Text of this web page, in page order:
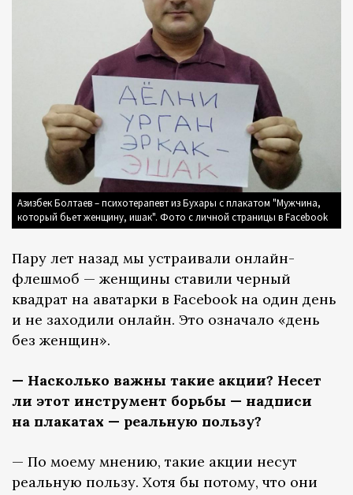
Азизбек Болтаев – психотерапевт из Бухары c плакатом "Мужчина,
который бьет женщину, ишак". Фото с личной страницы в Facebook
Пару лет назад мы устраивали онлайн-
флешмоб — женщины ставили черный
квадрат на аватарки в Facebook на один день
и не заходили онлайн. Это означало «день
без женщин».
— Насколько важны такие акции? Несет
ли этот инструмент борьбы — надписи
на плакатах — реальную пользу?
— По моему мнению, такие акции несут
реальную пользу. Хотя бы потому, что они